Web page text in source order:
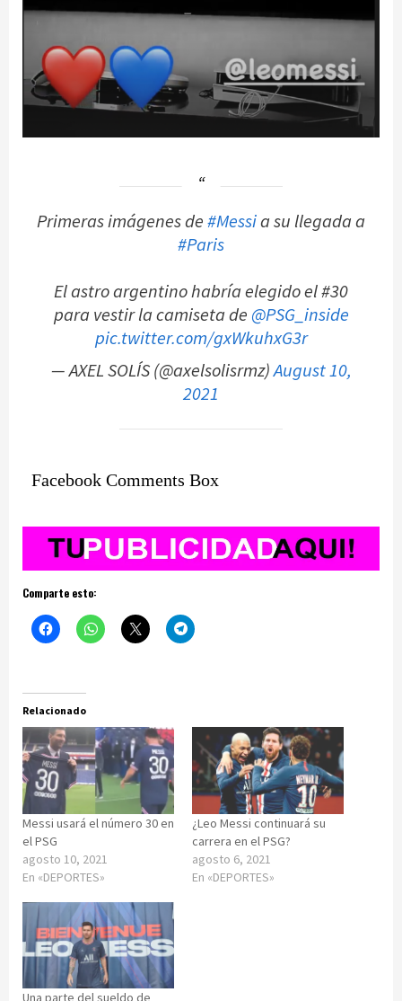
Primeras imágenes de#Messia su llegada a
#Paris
El astro argentino habría elegido el #30
para vestir la camiseta de @PSG_inside
pic.twitter.com/gxWkuhxG3r
— AXEL SOLÍS (@axelsolisrmz)August 10,
2021
Facebook Comments Box
Comparte esto:
Relacionado
Messi usará el número 30 en
el PSG
agosto 10, 2021
En «DEPORTES»
¿Leo Messi continuará su
carrera en el PSG?
agosto 6, 2021
En «DEPORTES»
Una parte del sueldo de